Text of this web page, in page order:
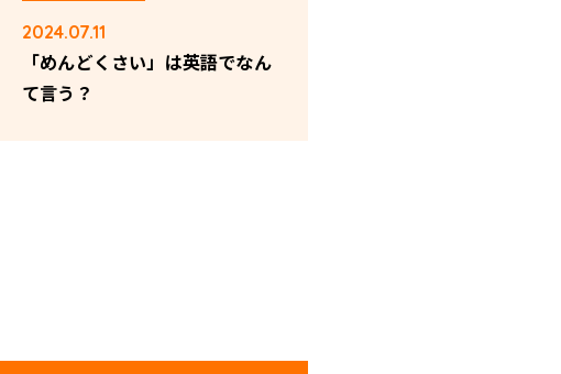
2024.07.11
「めんどくさい」は英語でなん
て言う？